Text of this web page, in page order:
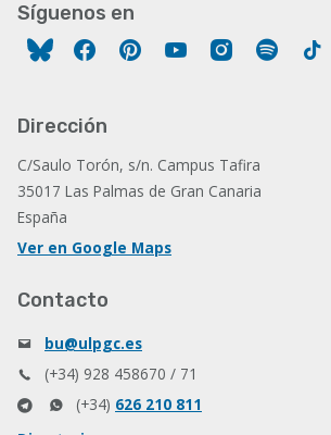
Síguenos en
FacebookPinterestYouTubeInstagram
Spotify
Dirección
C/Saulo Torón, s/n. Campus Tafira
35017 Las Palmas de Gran Canaria
España
Ver en Google Maps
Contacto
bu@ulpgc.es
(+34) 928 458670 / 71
(+34) 626 210 811